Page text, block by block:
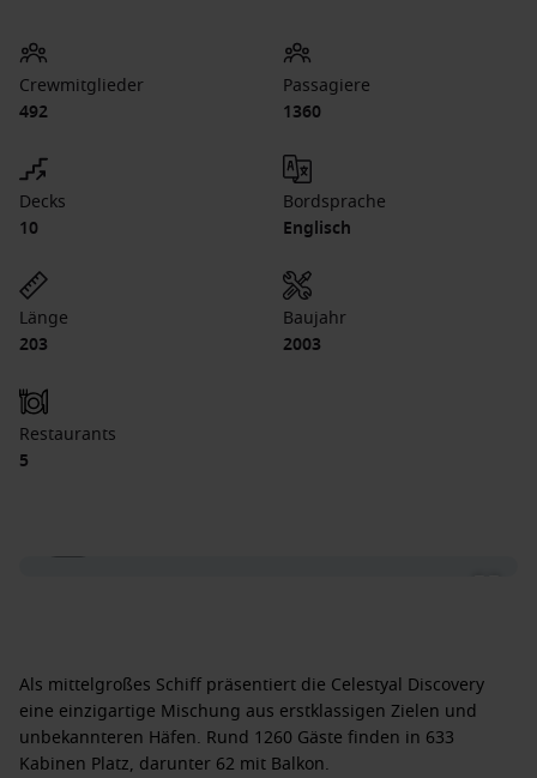
Crewmitglieder
492
Passagiere
1360
Decks
10
Bordsprache
Englisch
Länge
203
Baujahr
2003
Restaurants
5
Als mittelgroßes Schiff präsentiert die Celestyal Discovery
eine einzigartige Mischung aus erstklassigen Zielen und
unbekannteren Häfen. Rund 1260 Gäste finden in 633
Kabinen Platz, darunter 62 mit Balkon.